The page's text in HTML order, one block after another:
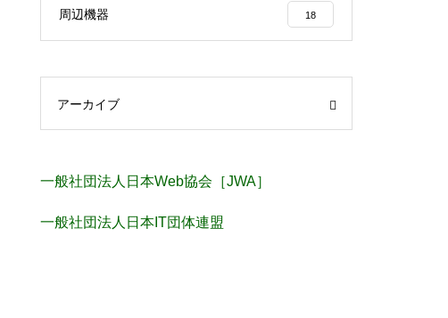
周辺機器 18
アーカイブ
一般社団法人日本Web協会［JWA］
一般社団法人日本IT団体連盟